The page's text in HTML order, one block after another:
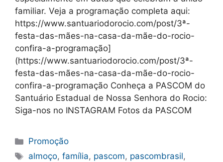
familiar. Veja a programação completa aqui:
https://www.santuariodorocio.com/post/3ª-
festa-das-mães-na-casa-da-mãe-do-rocio-
confira-a-programação]
(https://www.santuariodorocio.com/post/3ª-
festa-das-mães-na-casa-da-mãe-do-rocio-
confira-a-programação Conheça a PASCOM do
Santuário Estadual de Nossa Senhora do Rocio:
Siga-nos no INSTAGRAM Fotos da PASCOM
Categorias
Promoção
Tags
almoço,família, pascom, pascombrasil,